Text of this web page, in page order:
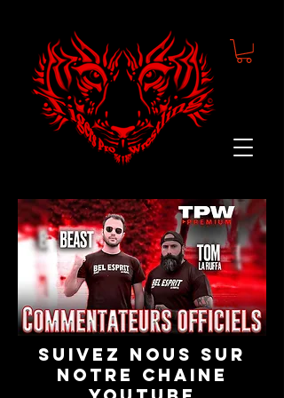
suivez nous sur
notre chaine